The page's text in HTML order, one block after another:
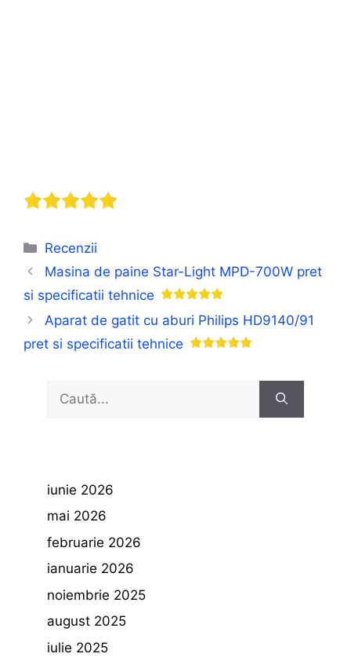
Categorii
Recenzii
Masina de paine Star-Light MPD-700W pret
si specificatii tehnice
Aparat de gatit cu aburi Philips HD9140/91
pret si specificatii tehnice
după:
iunie 2026
mai 2026
februarie 2026
ianuarie 2026
noiembrie 2025
august 2025
iulie 2025